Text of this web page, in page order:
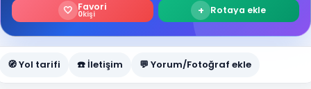
🤍 Favori
0kişi + Rotaya ekle
🧭 Yol tarifi ☎️ İletişim 💬 Yorum/Fotoğraf ekle